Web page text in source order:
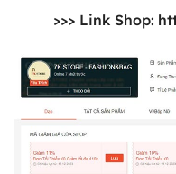
>>> Link Shop: